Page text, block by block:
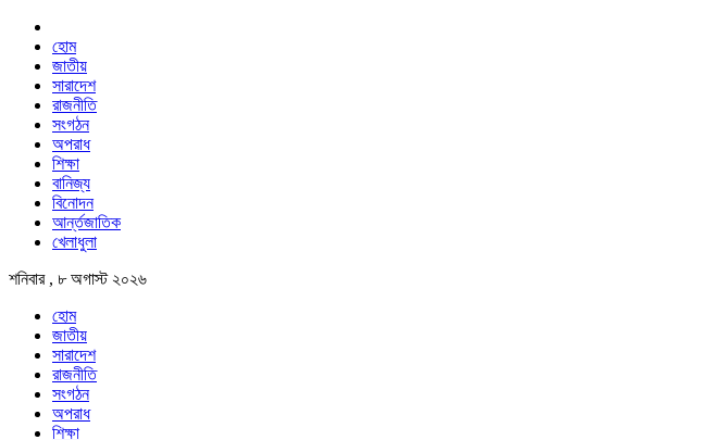
হোম
জাতীয়
সারাদেশ
রাজনীতি
সংগঠন
অপরাধ
শিক্ষা
বানিজ্য
বিনোদন
আর্ন্তজাতিক
খেলাধুলা
শনিবার , ৮ অগাস্ট ২০২৬
হোম
জাতীয়
সারাদেশ
রাজনীতি
সংগঠন
অপরাধ
শিক্ষা